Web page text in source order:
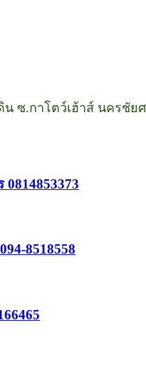
น ซ.กาโตว์เฮ้าส์ นครชัย
8518558